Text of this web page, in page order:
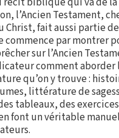
l’Ancien Testament,
Christ, fait aussi partie
commence par montrer
sur l’Ancien
comment aborder
qu’on y trouve :
littérature de
tableaux, des
font un véritable